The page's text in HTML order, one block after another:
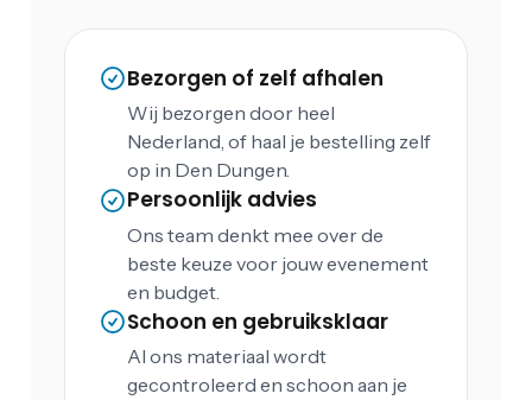
Bezorgen of zelf afhalen
Wij bezorgen door heel
Nederland, of haal je bestelling zelf
op in Den Dungen.
Persoonlijk advies
Ons team denkt mee over de
beste keuze voor jouw evenement
en budget.
Schoon en gebruiksklaar
Al ons materiaal wordt
gecontroleerd en schoon aan je